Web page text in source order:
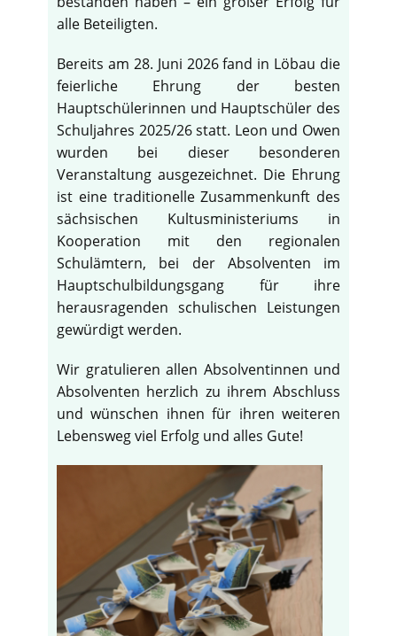
alle Beteiligten.
Bereits am 28. Juni 2026 fand in Löbau die
feierliche Ehrung der besten
Hauptschülerinnen und Hauptschüler des
Schuljahres 2025/26 statt. Leon und Owen
wurden bei dieser besonderen
Veranstaltung ausgezeichnet. Die Ehrung
ist eine traditionelle Zusammenkunft des
sächsischen Kultusministeriums in
Kooperation mit den regionalen
Schulämtern, bei der Absolventen im
Hauptschulbildungsgang für ihre
herausragenden schulischen Leistungen
gewürdigt werden.
Wir gratulieren allen Absolventinnen und
Absolventen herzlich zu ihrem Abschluss
und wünschen ihnen für ihren weiteren
Lebensweg viel Erfolg und alles Gute!